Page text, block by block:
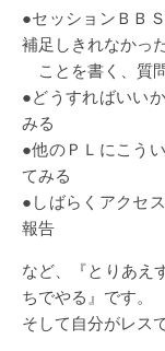
●セッションＢＢ
補足しきれなかっ
ことを書く、質
●どうすればいい
みる
●他のＰＬにこう
てみる
●しばらくアクセ
報告
など、『とりあえ
ちでやる』です。
そして自分がレス